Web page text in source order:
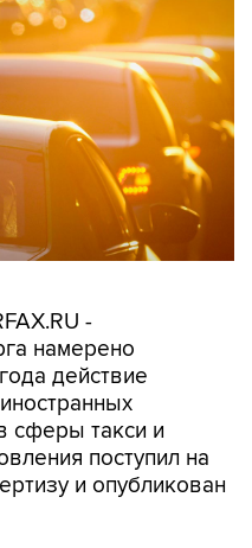
-
намерено
действие
сферы такси и
поступил на
и опубликован